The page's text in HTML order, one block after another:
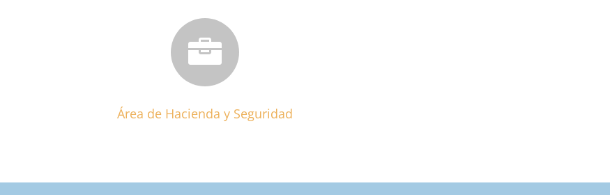

Área de Hacienda y Seguridad